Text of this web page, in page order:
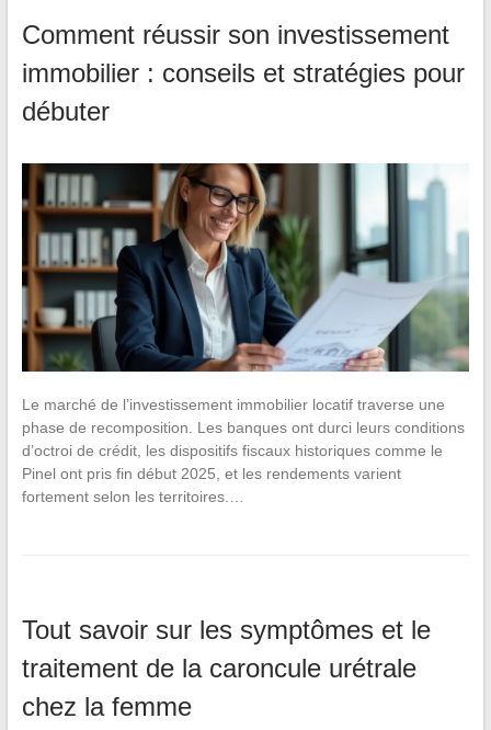
Comment réussir son investissement
immobilier : conseils et stratégies pour
débuter
Le marché de l’investissement immobilier locatif traverse une
phase de recomposition. Les banques ont durci leurs conditions
d’octroi de crédit, les dispositifs fiscaux historiques comme le
Pinel ont pris fin début 2025, et les rendements varient
fortement selon les territoires.…
Tout savoir sur les symptômes et le
traitement de la caroncule urétrale
chez la femme